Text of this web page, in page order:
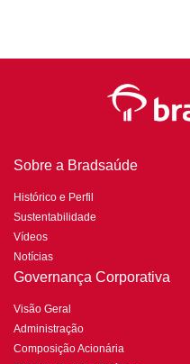
Sobre a Bradsaúde
Histórico e Perfil
Sustentabilidade
Vídeos
Notícias
Governança Corporativa
Visão Geral
Administração
Composição Acionária